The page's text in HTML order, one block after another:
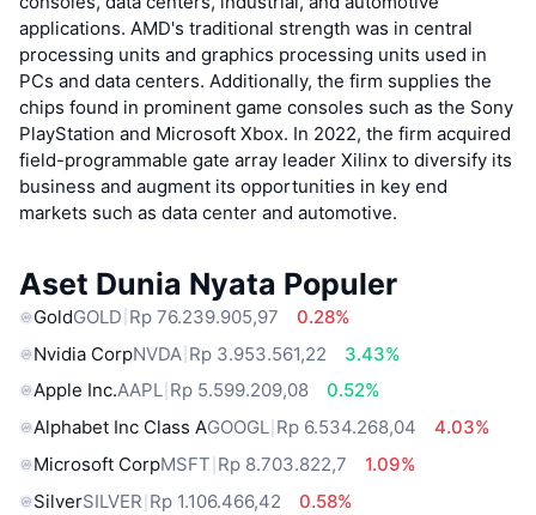
applications. AMD's traditional strength was in central
processing units and graphics processing units used in
PCs and data centers. Additionally, the firm supplies the
chips found in prominent game consoles such as the Sony
PlayStation and Microsoft Xbox. In 2022, the firm acquired
field-programmable gate array leader Xilinx to diversify its
business and augment its opportunities in key end
markets such as data center and automotive.
Aset Dunia Nyata Populer
GoldGOLD Rp 76.239.905,97
0.28%
Nvidia CorpNVDA Rp 3.953.561,22
3.43%
Apple Inc.AAPL Rp 5.599.209,08
0.52%
Alphabet Inc Class AGOOGL Rp 6.534.268,04
4.03%
Microsoft CorpMSFT Rp 8.703.822,7
1.09%
SilverSILVER Rp 1.106.466,42
0.58%